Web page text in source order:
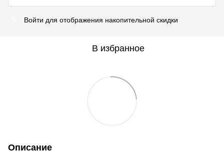
Войти для отображения накопительной скидки
В избранное
Описание